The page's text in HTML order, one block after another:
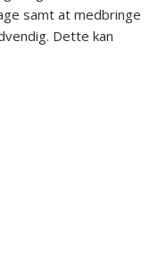
samt at medbringe
Dette kan